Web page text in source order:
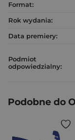
Format:
Rok wydania:
Data premiery:
Podmiot
odpowiedzialny:
Podobne do